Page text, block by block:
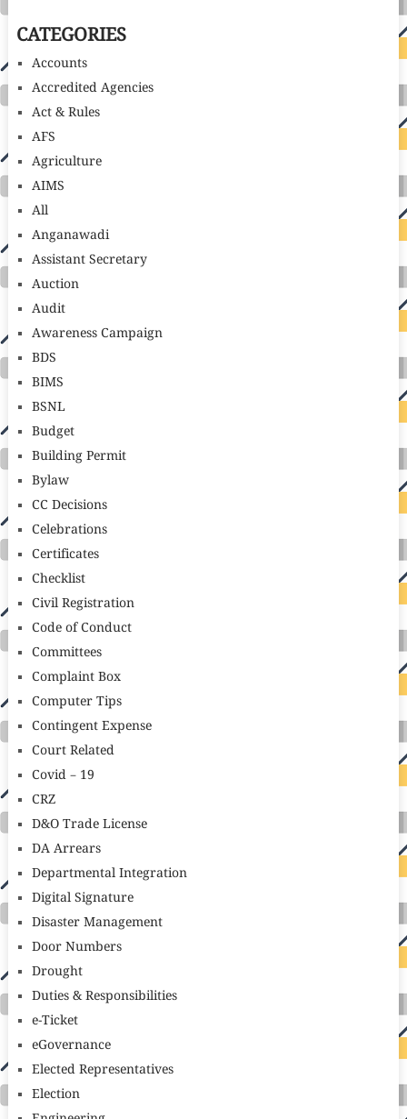
CATEGORIES
Accounts
Accredited Agencies
Act & Rules
AFS
Agriculture
AIMS
All
Anganawadi
Assistant Secretary
Auction
Audit
Awareness Campaign
BDS
BIMS
BSNL
Budget
Building Permit
Bylaw
CC Decisions
Celebrations
Certificates
Checklist
Civil Registration
Code of Conduct
Committees
Complaint Box
Computer Tips
Contingent Expense
Court Related
Covid – 19
CRZ
D&O Trade License
DA Arrears
Departmental Integration
Digital Signature
Disaster Management
Door Numbers
Drought
Duties & Responsibilities
e-Ticket
eGovernance
Elected Representatives
Election